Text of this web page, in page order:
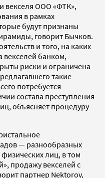
векселя ООО «ФТК»,
в рамках
будут признаны
говорит Бычков.
и того, на каких
векселей банком,
риски и ограничена
такие
потребуется
состава преступления
объясняет процедуру
— разнообразных
лиц, в том
продажу векселей с
партнер Nektorov,